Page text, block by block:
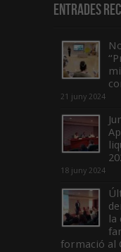
Entrades
21 juny 2024
18 juny 2024
formació al